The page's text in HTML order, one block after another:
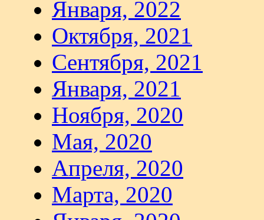
Января, 2022
Октября, 2021
Сентября, 2021
Января, 2021
Ноября, 2020
Мая, 2020
Апреля, 2020
Марта, 2020